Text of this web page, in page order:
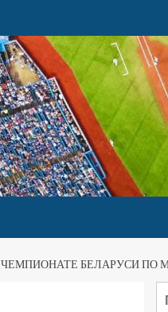
ЧЕМПИОНАТЕ БЕЛАРУСИ ПО